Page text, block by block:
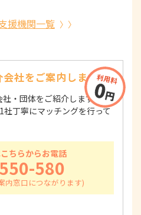
援機関一覧
社をご案内します！
・団体をご紹介します！
丁寧にマッチングを行って
ちらからお電話
580